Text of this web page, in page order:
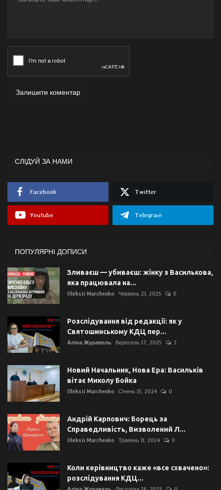
Залишити коментар
СЛІДУЙ ЗА НАМИ
Facebook Twitter
Youtube Telegram
ПОПУЛЯРНІ ДОПИСИ
Зливаєш — убиваєш: жінку з Василькова,
яка працювала на...
Oleksii Marchenko Червень 21, 2025 0
Розслідування від редакції: як у
Святошинському КДЦ пер...
Аліна Журавель Вересень 17, 2025 3
Новий Начальник, Нова Ера: Васильків
вітає Миколу Бойка
Oleksii Marchenko Січень 15, 2024 0
Андрій Карпович: Борець за
Справедливість, Визволений Л...
Oleksii Marchenko Травень 11, 2024 0
Коли керівництво каже «все схвачено»:
розслідування КДЦ...